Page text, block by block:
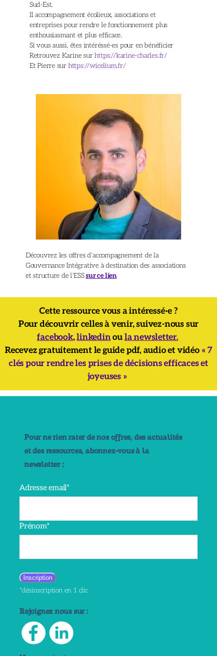
Sud-Est.
Il accompagnement écolieux, associations et
entreprises pour rendre le fonctionnement plus
enthousiasmant et plus efficace.
Si vous aussi, êtes intéréssé-es pour en bénéficier
Retrouvez Karine surhttps://karine-charles.fr/
Et Pierre sur https://wicelium.fr/
Découvrez les offres d’accompagnement de la
Gouvernance Intégrative à destination des associations
et structure de l’ESSsur ce lien
Cette ressource vous a intéressé·e ?
Pour découvrir celles à venir, suivez-nous sur
facebook,linkedinoula newsletter.
Recevez gratuitement le guide pdf, audio et vidéo « 7
clés pour rendre les prises de décisions efficaces et
joyeuses »
Pour ne rien rater de nos offres, des actualités
et des ressources, abonnez-vous à la
newsletter :
Adresse email*
Prénom*
*désinscription en 1 clic
Rejoignez nous sur :